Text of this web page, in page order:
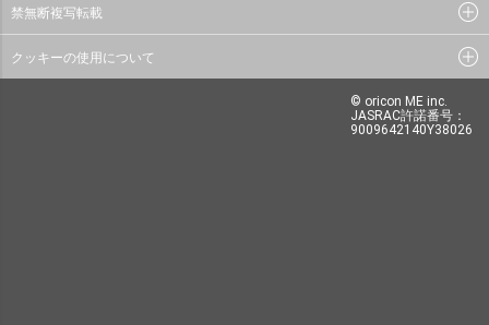
禁無断複写転載
クッキーの使用について
© oricon ME inc.
JASRAC許諾番号：
9009642140Y38026